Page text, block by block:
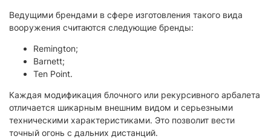
Ведущими брендами в сфере изготовления такого вида
вооружения считаются следующие бренды:
Remington;
Barnett;
Ten Point.
Каждая модификация блочного или рекурсивного арбалета
отличается шикарным внешним видом и серьезными
техническими характеристиками. Это позволит вести
точный огонь с дальних дистанций.